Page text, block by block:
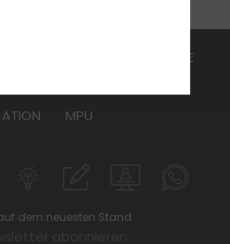
KURSE
MPU
dem neuesten Stand: